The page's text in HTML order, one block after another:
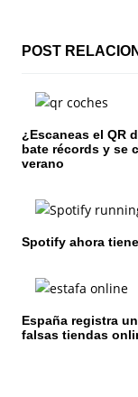
i
n
d
e
n
r
POST
¿Escaneas el QR
bate récords y se
verano
Spotify ahora
España registra
falsas tiendas